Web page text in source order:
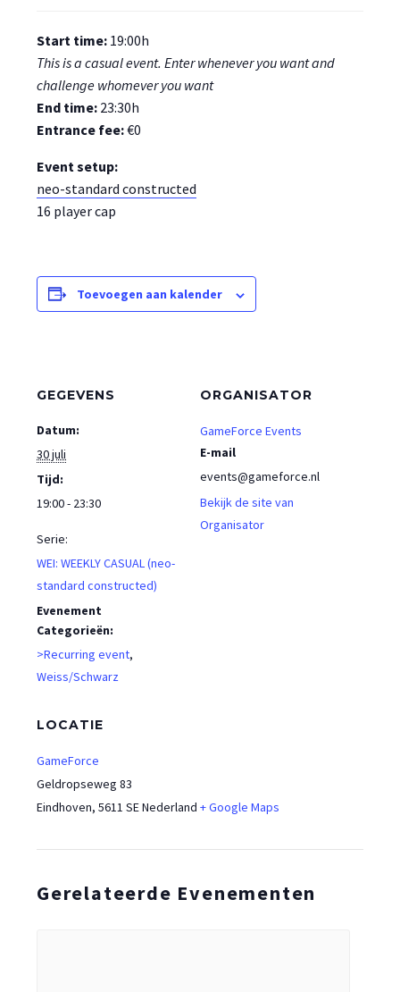
Start time: 19:00h
This is a casual event. Enter whenever you want and
challenge whomever you want
End time: 23:30h
Entrance fee:€0
Event setup:
neo-standard constructed
16 player cap
Toevoegen aan kalender
GEGEVENS
Datum:
30 juli
Tijd:
19:00 - 23:30
Serie:
WEI: WEEKLY CASUAL (neo-
standard constructed)
Evenement
Categorieën:
>Recurring event,
Weiss/Schwarz
LOCATIE
GameForce
Geldropseweg 83
Eindhoven, 5611 SENederland + Google Maps
ORGANISATOR
GameForce Events
E-mail
events@gameforce.nl
Bekijk de site van
Organisator
Gerelateerde Evenementen